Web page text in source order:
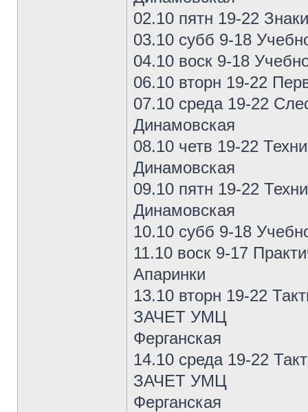
02.10 пятн 19-22
03.10 субб 9-18
04.10 воск 9-18
06.10 вторн 19-22
07.10 среда 19-22
Динамовская
08.10 четв 19-22
Динамовская
09.10 пятн 19-22
Динамовская
10.10 субб 9-18
11.10 воск 9-17
Апаринки
13.10 вторн 19-22
ЗАЧЕТ УМЦ
Ферганская
14.10 среда 19-22
ЗАЧЕТ УМЦ
Ферганская